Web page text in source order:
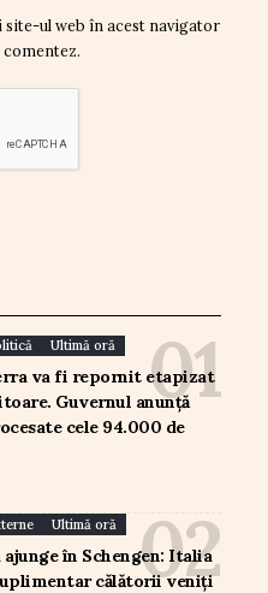
site-ul web în acest navigator
Ultimă oră
va fi repornit etapizat
Guvernul anunță
cele 94.000 de
Ultimă oră
în Schengen: Italia
călătorii veniți